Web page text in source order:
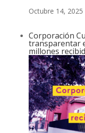
Octubre 14, 2025
Corporación
transparentar
millones